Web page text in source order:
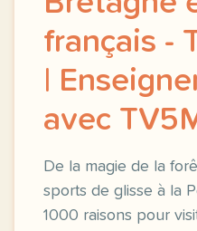
français -
|
avec
De la magie de la
sports de glisse à la
1000 raisons pour